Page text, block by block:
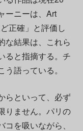
ーニーは、Art
正確」と評価し
な結果は、これら
ると指摘する。チ
語っている。
らといって、必ず
りません。パリの
を吸いながら、